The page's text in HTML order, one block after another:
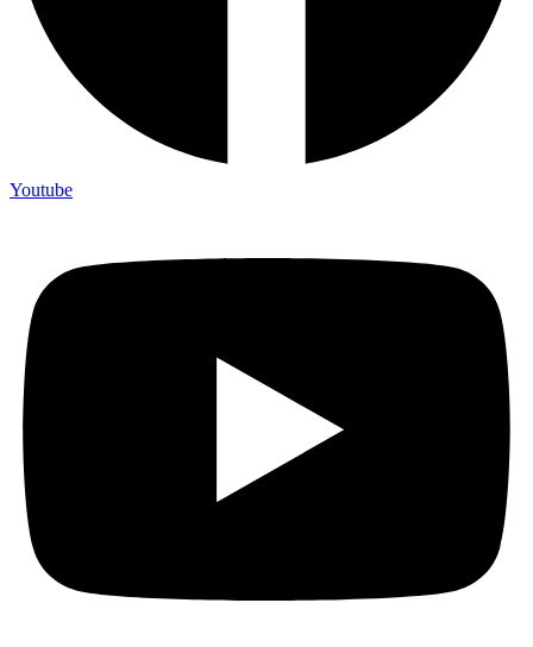
Youtube